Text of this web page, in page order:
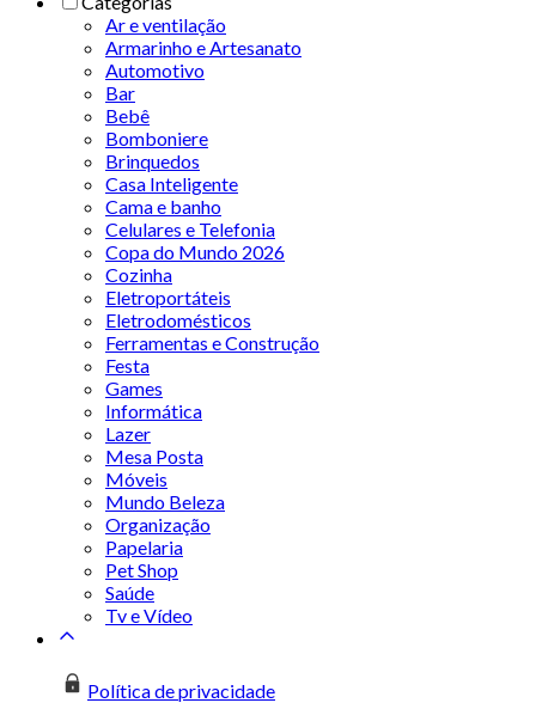
Ar e ventilação
Armarinho e Artesanato
Automotivo
Bar
Bebê
Bomboniere
Brinquedos
Casa Inteligente
Cama e banho
Celulares e Telefonia
Copa do Mundo 2026
Cozinha
Eletroportáteis
Eletrodomésticos
Ferramentas e Construção
Festa
Games
Informática
Lazer
Mesa Posta
Móveis
Mundo Beleza
Organização
Papelaria
Pet Shop
Saúde
Tv e Vídeo
Política de privacidade